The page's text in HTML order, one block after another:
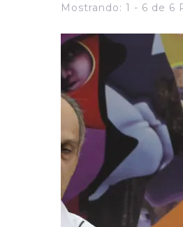
Mostrando: 1 - 6 de 6